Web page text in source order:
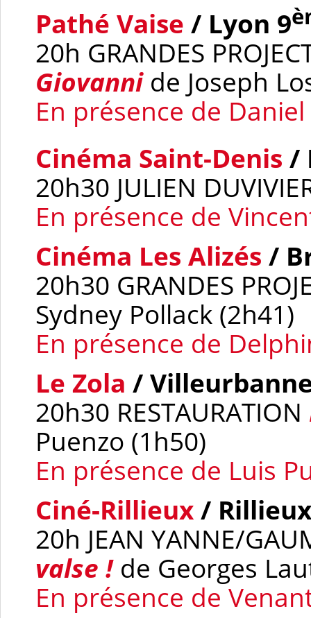
Pathé Vaise / Lyon 9
20h GRANDES
Giovannide Joseph
En présence de
Cinéma Saint-Denis /
20h30 JULIEN
En présence de
Cinéma Les Alizés /
20h30 GRANDES
Sydney Pollack (2h41)
En présence de
Le Zola /
20h30 RESTAURATION
Puenzo (1h50)
En présence de Luis
Ciné-Rillieux /
20h JEAN YANNE/
valse !de Georges
En présence de